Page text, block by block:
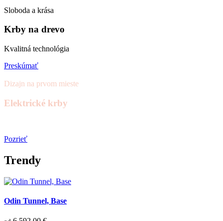
Sloboda a krása
Krby na drevo
Kvalitná technológia
Preskúmať
Dizajn na prvom mieste
Elektrické krby
Pozrieť
Trendy
Odin Tunnel, Base